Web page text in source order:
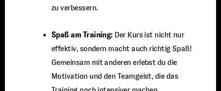
zu verbessern.
Spaß am Training: Der Kurs ist nicht nur
effektiv, sondern macht auch richtig Spaß!
Gemeinsam mit anderen erlebst du die
Motivation und den Teamgeist, die das